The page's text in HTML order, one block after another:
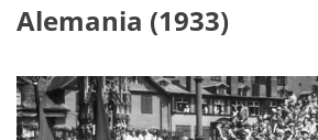
Alemania (1933)